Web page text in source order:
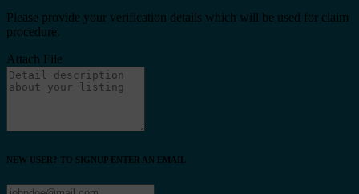
Please provide your verification details which will be used for claim
procedure.
Attach File
NEW USER? TO SIGNUP ENTER AN EMAIL